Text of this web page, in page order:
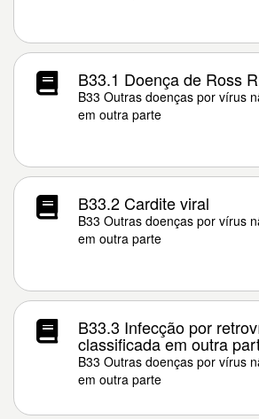
B33.1 Doença de Ross
B33 Outras doenças por vírus
em outra parte
B33.2 Cardite viral
B33 Outras doenças por vírus
em outra parte
B33.3 Infecção por
classificada em outra
B33 Outras doenças por vírus
em outra parte